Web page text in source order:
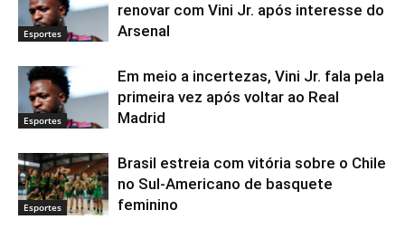
Esportes
renovar com Vini Jr. após interesse do
Arsenal
Esportes
Em meio a incertezas, Vini Jr. fala pela
primeira vez após voltar ao Real
Madrid
Esportes
Brasil estreia com vitória sobre o Chile
no Sul-Americano de basquete
feminino